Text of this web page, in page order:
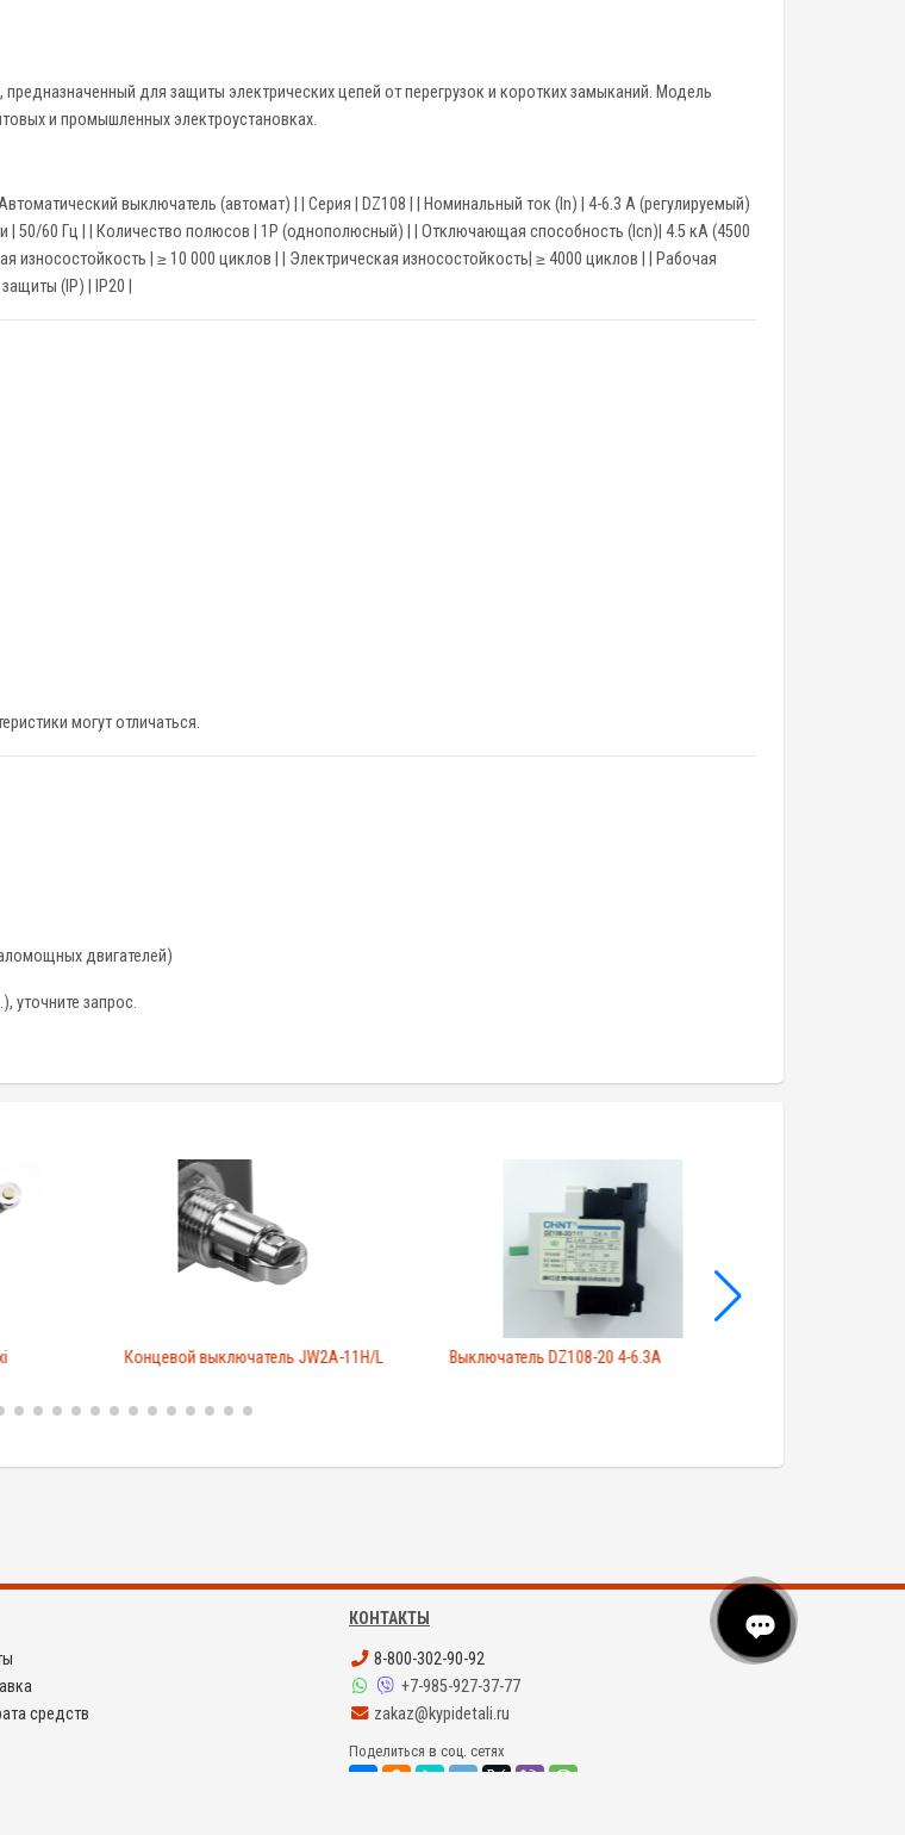
для защиты электрических цепей от перегрузок и коротких замыканий. Модель
и промышленных электроустановках.
Автоматический выключатель (автомат) | | Серия | DZ108 | | Номинальный ток (In) | 4-6.3 A (регулируемый)
| 50/60 Гц | | Количество полюсов | 1P (однополюсный) | | Отключающая способность (Icn)| 4.5 кА (4500
износостойкость | ≥ 10 000 циклов | | Электрическая износостойкость| ≥ 4000 циклов | | Рабочая
(IP) | IP20 |
могут отличаться.
двигателей)
уточните запрос.
Концевой выключатель JW2A-11H/L Выключатель DZ108-20 4-6.3A
средств
КОНТАКТЫ
8-800-302-90-92
+7-985-927-37-77
zakaz@kypidetali.ru
Поделиться в соц. сетях